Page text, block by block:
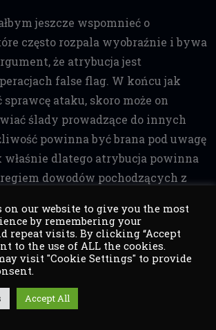
jeszcze wspomnieć o
często rozpala wyobraźnie i bywa
że atrybucja jest
false flag. W końcu jak
ataku, skoro może on
ślady prowadzące do innych
powinna być brana pod uwagę
właśnie dlatego atrybucja powinna
dowodów pochodzących z
śladów włamania, tymi
przez napastnika. Dodatkowo sam
się pod innego napastnika nie
dodatkowe komplikacje,
do operacji może doprowadzić do
operacji. Przytoczmy
on our website to give you the most
by remembering your
repeat visits. By clicking “Accept
to the use of ALL the cookies.
visit "Cookie Settings" to provide
Accept All